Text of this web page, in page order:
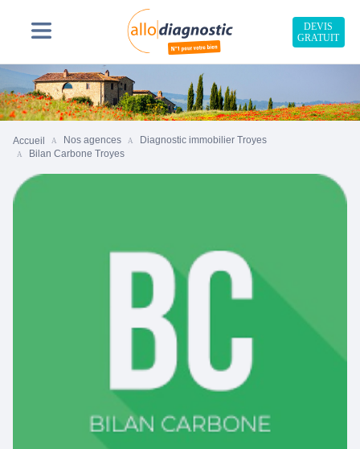
DEVIS
GRATUIT
Accueil Nos agences
Diagnostic immobilier Troyes
Bilan Carbone Troyes